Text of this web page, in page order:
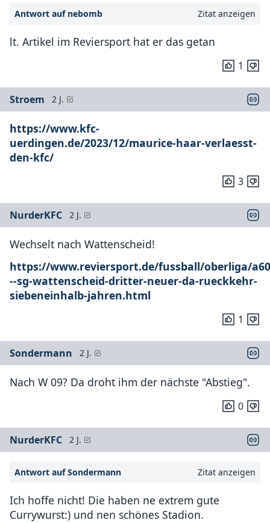
Antwort auf nebomb Zitat anzeigen
lt. Artikel im Reviersport hat er das getan
1
Stroem 2 J.
https://www.kfc-
uerdingen.de/2023/12/maurice-haar-verlaesst-
den-kfc/
3
NurderKFC 2 J.
Wechselt nach Wattenscheid!
https://www.reviersport.de/fussball/oberliga/
--sg-wattenscheid-dritter-neuer-da-rueckkehr-
siebeneinhalb-jahren.html
1
Sondermann 2 J.
Nach W 09? Da droht ihm der nächste "Abstieg".
0
NurderKFC 2 J.
Antwort auf Sondermann Zitat anzeigen
Ich hoffe nicht! Die haben ne extrem gute
Currywurst:) und nen schönes Stadion.